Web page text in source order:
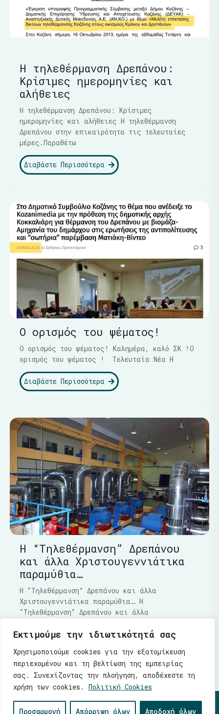
Εκτιμούμε την ιδιωτικότητά σας
Χρησιμοποιούμε cookies για την εξατομίκευση
περιεχομένου και τη βελτίωση της εμπειρίας
σας. Συνεχίζοντας την πλοήγηση, αποδέχεστε τη
χρήση των cookies.
Πολιτική Cookies
Προσαρμογή Απόρριψη όλων Αποδοχή όλων
Η τηλεθέρμανση Δρεπάνου:
Κρίσιμες ημερομηνίες και
αλήθειες
Η τηλεθέρμανση Δρεπάνου: Κρίσιμες
ημερομηνίες και αλήθειες Η τηλεθέρμανση
Δρεπάνου στην επικαιρότητα τις τελευταίες
μέρες.Παραθέτω
Διαβάστε Περισσότερα
Ο ορισμός του ψέματος!
Ο ορισμός του ψέματος! Καλημέρα, καλό ΣΚ !Ο
ορισμός του ψέματος ! Τελευταία Νέα Η
Διαβάστε Περισσότερα
Η “Τηλεθέρμανση” Δρεπάνου
και άλλα Χριστουγεννιάτικα
παραμύθια…
Η “Τηλεθέρμανση” Δρεπάνου και άλλα
Χριστουγεννιάτικα παραμύθια… Η
“Τηλεθέρμανση“ Δρεπάνου και άλλα